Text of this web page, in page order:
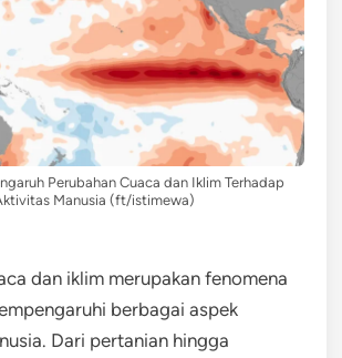
Perubahan Cuaca dan Iklim Terhadap
Manusia (ft/istimewa)
dan iklim merupakan fenomena
berbagai aspek
Dari pertanian hingga